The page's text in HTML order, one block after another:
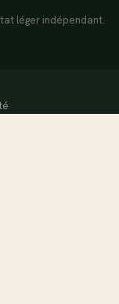
léger indépendant.